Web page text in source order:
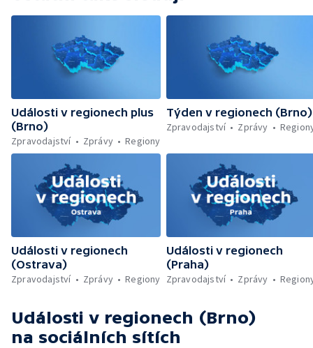
Události v regionech plus
(Brno)
Zpravodajství
Zprávy Regiony
Týden v regionech (Brno)
Zpravodajství
Zprávy
Události v regionech
(Ostrava)
Zpravodajství
Zprávy Regiony
Události v regionech
(Praha)
Zpravodajství
Zprávy
Události v regionech (Brno)
na sociálních sítích